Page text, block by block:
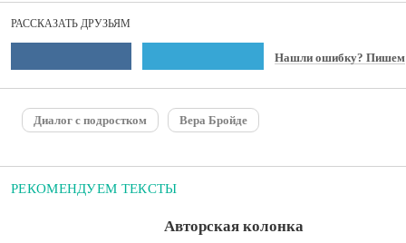
РАССКАЗАТЬ ДРУЗЬЯМ
Нашли ошибку? Пишем
Диалог с подростком Вера Бройде
РЕКОМЕНДУЕМ ТЕКСТЫ
Авторская колонка